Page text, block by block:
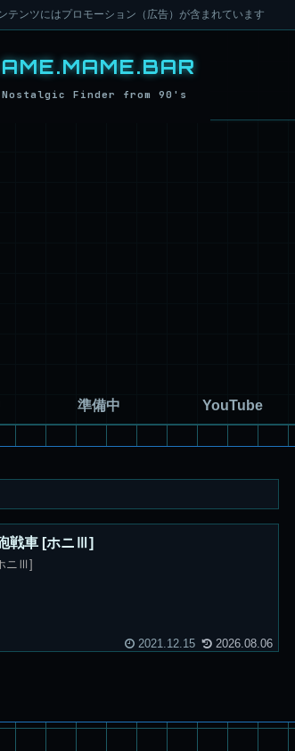
テンツにはプロモーション（広告）が含まれています
準備中 YouTube
戦車 [ホニⅢ]
ニⅢ]
2021.12.15 2026.08.06